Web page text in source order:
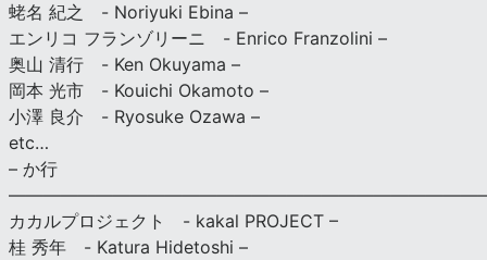
蛯名 紀之 - Noriyuki Ebina –
エンリコ フランゾリーニ - Enrico Franzolini –
奥山 清行 - Ken Okuyama –
岡本 光市 - Kouichi Okamoto –
小澤 良介 - Ryosuke Ozawa –
etc…
– か行
カカルプロジェクト - kakal PROJECT –
桂 秀年 - Katura Hidetoshi –